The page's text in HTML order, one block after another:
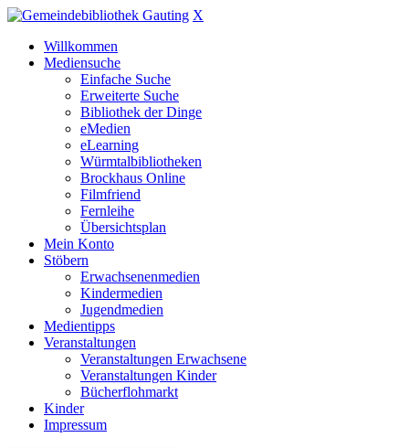
X
Willkommen
Mediensuche
Einfache Suche
Erweiterte Suche
Bibliothek der Dinge
eMedien
eLearning
Würmtalbibliotheken
Brockhaus Online
Filmfriend
Fernleihe
Übersichtsplan
Mein Konto
Stöbern
Erwachsenenmedien
Kindermedien
Jugendmedien
Medientipps
Veranstaltungen
Veranstaltungen Erwachsene
Veranstaltungen Kinder
Bücherflohmarkt
Kinder
Impressum